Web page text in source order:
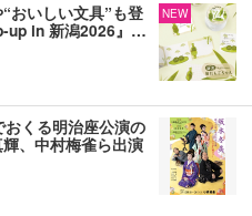
おいしい文具”も登
up in 新潟2026』…
NEW
くる明治座公演の
、中村梅雀ら出演